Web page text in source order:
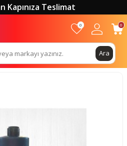
Kapınıza Teslimat
Ara
0 0